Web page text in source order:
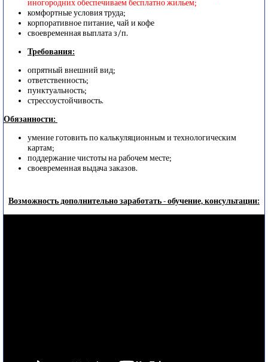
иногородних обеспечиваем бесплатно жильем;
комфортные условия труда;
корпоративное питание, чай и кофе
своевременная выплата з/п.
Требования:
опрятный внешний вид;
ответственность;
пунктуальность;
стрессоустойчивость.
Обязанности:
умение готовить по калькуляционным и технологическим
картам;
поддержание чистоты на рабочем месте;
своевременная выдача заказов.
Возможность дополнительно заработать - обучение, консультации: